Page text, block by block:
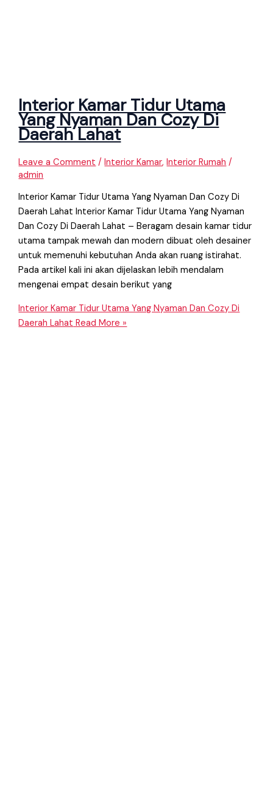
Interior Kamar Tidur Utama
Yang Nyaman Dan Cozy Di
Daerah Lahat
Leave a Comment /Interior Kamar,Interior Rumah /
admin
Interior Kamar Tidur Utama Yang Nyaman Dan Cozy Di
Daerah Lahat Interior Kamar Tidur Utama Yang Nyaman
Dan Cozy Di Daerah Lahat – Beragam desain kamar tidur
utama tampak mewah dan modern dibuat oleh desainer
untuk memenuhi kebutuhan Anda akan ruang istirahat.
Pada artikel kali ini akan dijelaskan lebih mendalam
mengenai empat desain berikut yang
Interior Kamar Tidur Utama Yang Nyaman Dan Cozy Di
Daerah Lahat Read More »